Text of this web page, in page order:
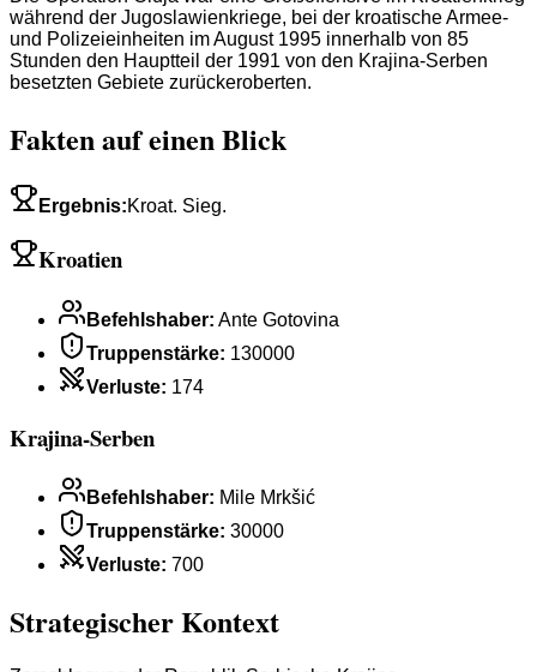
während der Jugoslawienkriege, bei der kroatische Armee-
und Polizeieinheiten im August 1995 innerhalb von 85
Stunden den Hauptteil der 1991 von den Krajina-Serben
besetzten Gebiete zurückeroberten.
Fakten auf einen Blick
Ergebnis:Kroat. Sieg.
Kroatien
Befehlshaber: Ante Gotovina
Truppenstärke: 130000
Verluste: 174
Krajina-Serben
Befehlshaber: Mile Mrkšić
Truppenstärke: 30000
Verluste: 700
Strategischer Kontext